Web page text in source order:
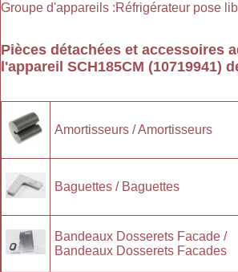
Groupe d'appareils :Réfrigérateur pose
Pièces détachées et accessoires
l'appareil SCH185CM (10719941)
Amortisseurs / Amortisseurs
Baguettes / Baguettes
Bandeaux Dosserets Facade /
Bandeaux Dosserets Facades